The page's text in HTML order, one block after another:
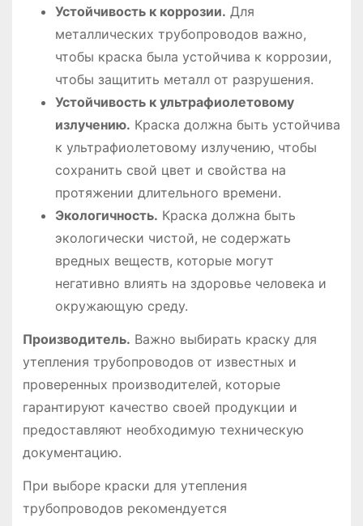
Устойчивость к коррозии. Для
металлических трубопроводов важно,
чтобы краска была устойчива к коррозии,
чтобы защитить металл от разрушения.
Устойчивость к ультрафиолетовому
излучению. Краска должна быть устойчива
к ультрафиолетовому излучению, чтобы
сохранить свой цвет и свойства на
протяжении длительного времени.
Экологичность. Краска должна быть
экологически чистой, не содержать
вредных веществ, которые могут
негативно влиять на здоровье человека и
окружающую среду.
Производитель. Важно выбирать краску для
утепления трубопроводов от известных и
проверенных производителей, которые
гарантируют качество своей продукции и
предоставляют необходимую техническую
документацию.
При выборе краски для утепления
трубопроводов рекомендуется